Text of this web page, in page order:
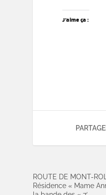
J’aime ça :
ROUTE DE MONT-
Résidence « Mame